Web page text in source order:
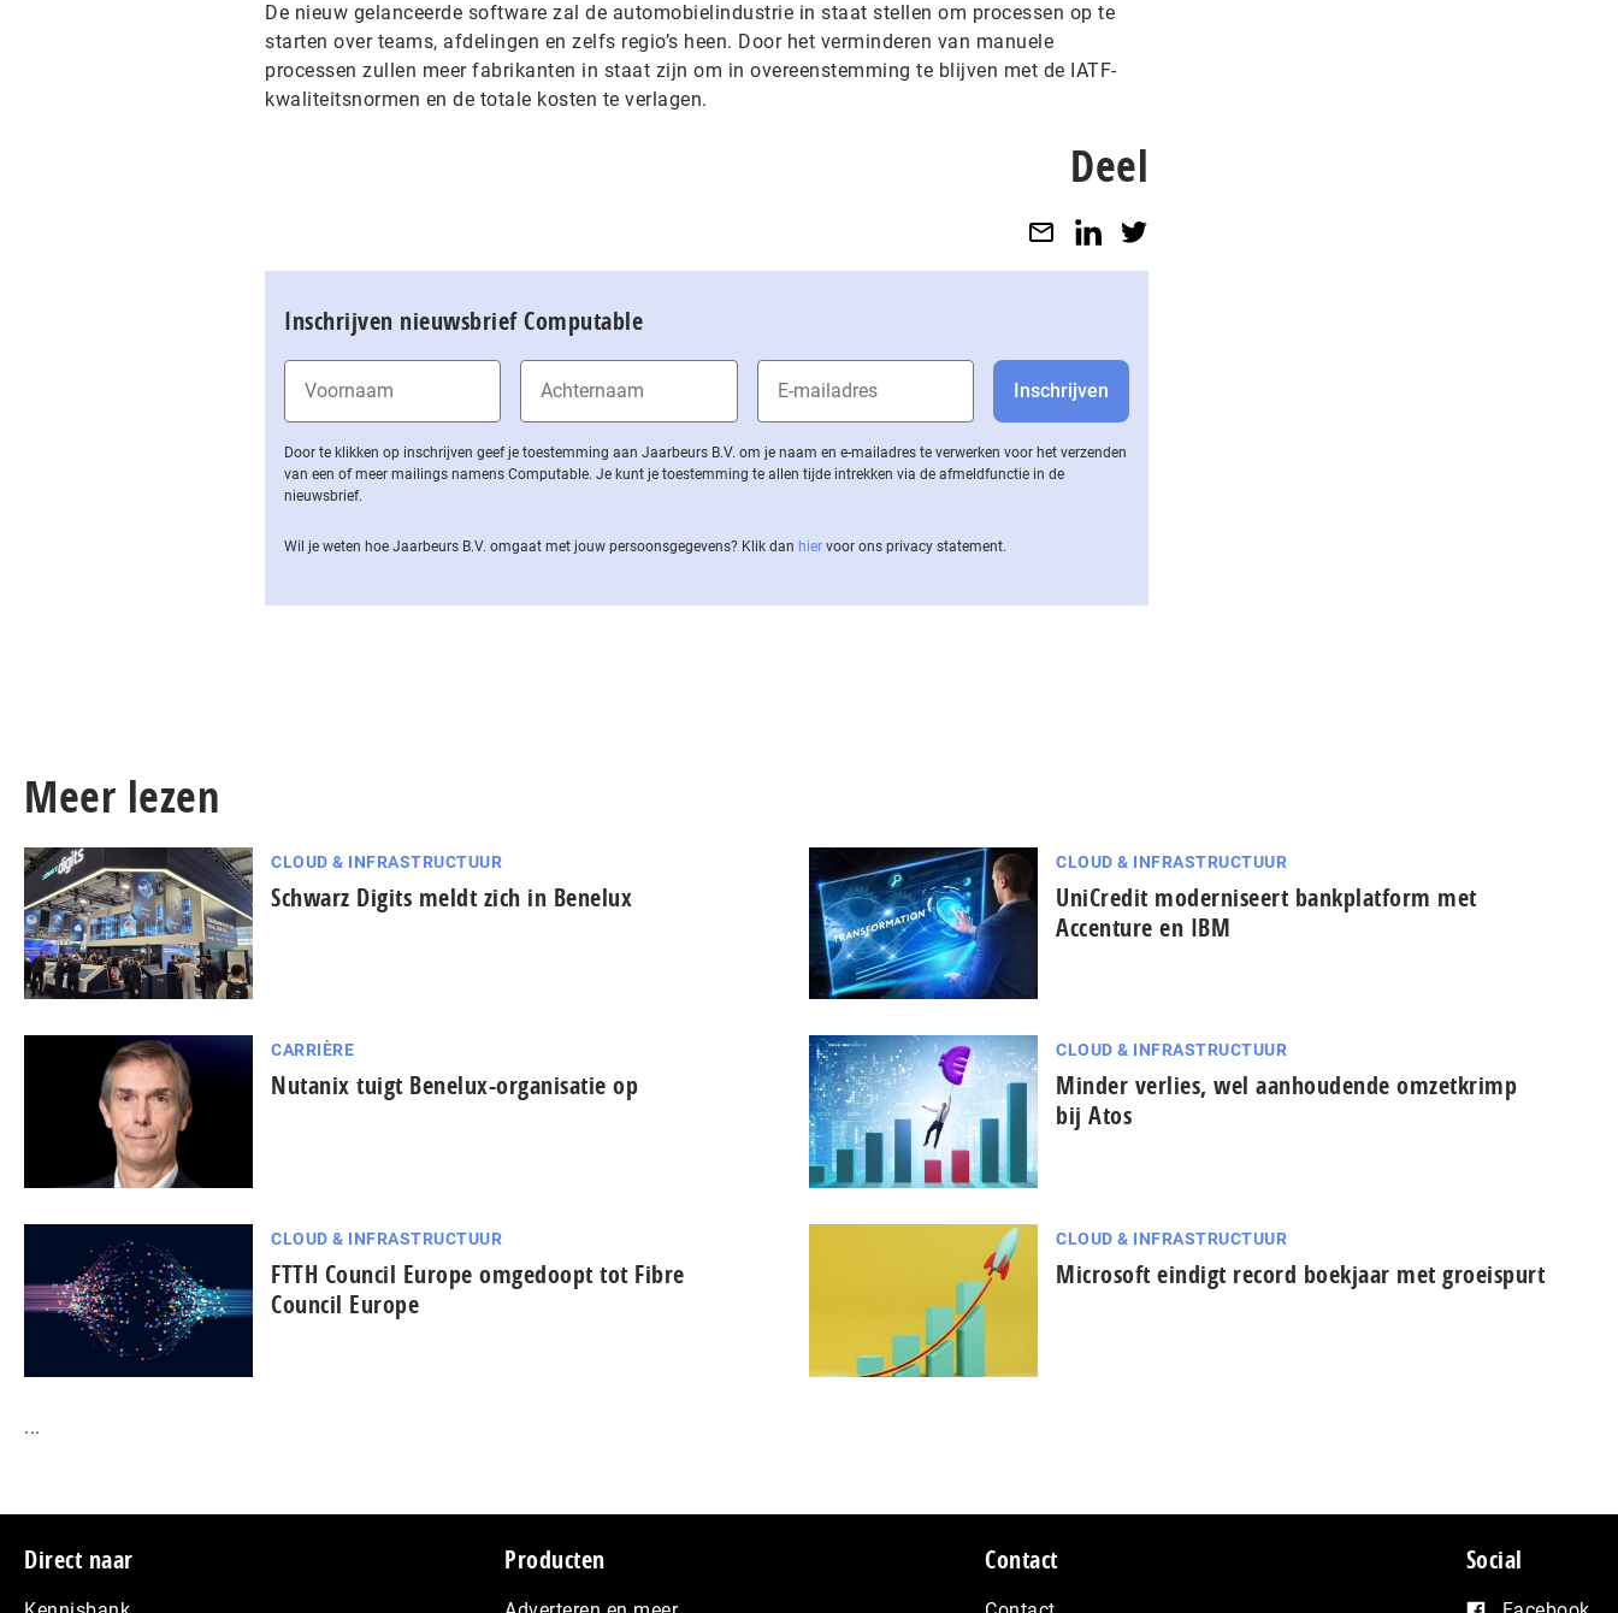
De nieuw gelanceerde software zal de automobielindustrie in staat stellen om processen op te
starten over teams, afdelingen en zelfs regio’s heen. Door het verminderen van manuele
processen zullen meer fabrikanten in staat zijn om in overeenstemming te blijven met de IATF-
kwaliteitsnormen en de totale kosten te verlagen.
Deel
Inschrijven nieuwsbrief Computable
Door te klikken op inschrijven geef je toestemming aan Jaarbeurs B.V. om je naam en e-mailadres te verwerken voor het verzenden
van een of meer mailings namens Computable. Je kunt je toestemming te allen tijde intrekken via de af­meld­func­tie in de
nieuwsbrief.
Wil je weten hoe Jaarbeurs B.V. omgaat met jouw per­soons­ge­ge­vens? Klik dan hier voor ons privacy statement.
Meer lezen
CLOUD & INFRASTRUCTUUR
Schwarz Digits meldt zich in Benelux
CLOUD & INFRASTRUCTUUR
UniCredit moderniseert bankplatform met
Accenture en IBM
CARRIÈRE
Nutanix tuigt Benelux-organisatie op
CLOUD & INFRASTRUCTUUR
Minder verlies, wel aanhoudende omzetkrimp
bij Atos
CLOUD & INFRASTRUCTUUR
FTTH Council Europe omgedoopt tot Fibre
Council Europe
CLOUD & INFRASTRUCTUUR
Microsoft eindigt record boekjaar met groeispurt
...
Footer
Direct naar Producten Contact Social